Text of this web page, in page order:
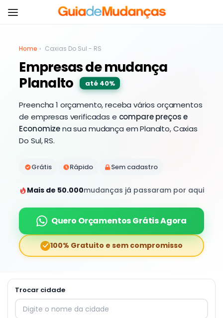
Home › Caxias Do Sul - RS
Empresas de mudança
Planalto
até 40%
Preencha 1 orçamento, receba vários orçamentos
de empresas verificadas e compare preços e
Economizena sua mudança em Planalto, Caxias
Do Sul, RS.
Grátis Rápido Sem cadastro
Mais de 50.000mudanças já passaram por aqui
Quero Orçamentos Grátis Agora
100% Gratuito e sem compromisso
Trocar cidade
Digite o nome da cidade para trocar